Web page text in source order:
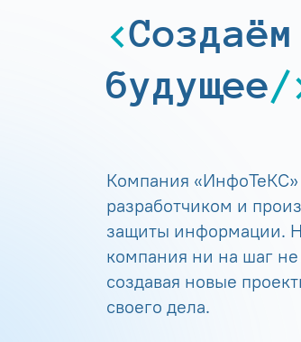
будущее
Компания «ИнфоТеКС»
разработчиком и
защиты информации.
компания ни на шаг не
создавая новые
своего дела.